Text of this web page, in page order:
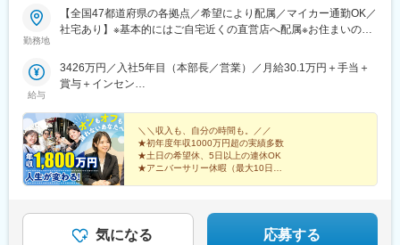
勤務地
【全国47都道府県の各拠点／希望により配属／マイカー通勤OK／
社宅あり】※基本的にはご自宅近くの直営店へ配属※お住まいのエ
経験を積んでいただく可能性あり★U・Iターン歓迎 ★マイカー
通勤OK（規定あり。詳細はお問い合わせください）＜勤務エリア
一覧＞◆北海道・東北北海道・青森県・岩手県・秋田県・宮城
茨城県・栃木県・群馬県◆中部山梨県・新潟県・富山県・石川
県・福井県・長野県・岐阜県・静岡県・愛知県・三重県◆近畿滋
賀県・京都府・大阪府・兵庫県・和歌山県・奈良県◆中国・四国
鳥取県・島根県・岡山県・広島県・山口県・香川県・愛媛県・高
知県・徳島県◆九州・沖縄福岡県・佐賀県・長崎県・熊本県・大
「ららぽーと」「イトーヨーカドー」「ダイナシティ」など大型
ショッピングモールにも続々出店！商業施設での買い物ついで
給与
3426万円／入社5年目（本部長／営業）／月給30.1万円＋手当＋
賞与＋インセン
賞与＋インセン
＼＼収入も、自分の時間も。／／
★初年度年収1000万円超の実績多数
★土日の希望休、5日以上の連休OK
★アニバーサリー休暇（最大10日）
気になる 応募する